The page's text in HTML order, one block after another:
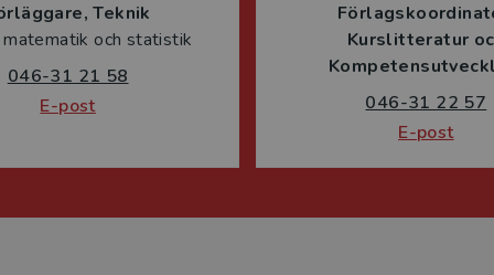
Teknik
matematik och statistik
046-31 21 58
E-post
Kurslitteratur
046-31 22 57
E-post